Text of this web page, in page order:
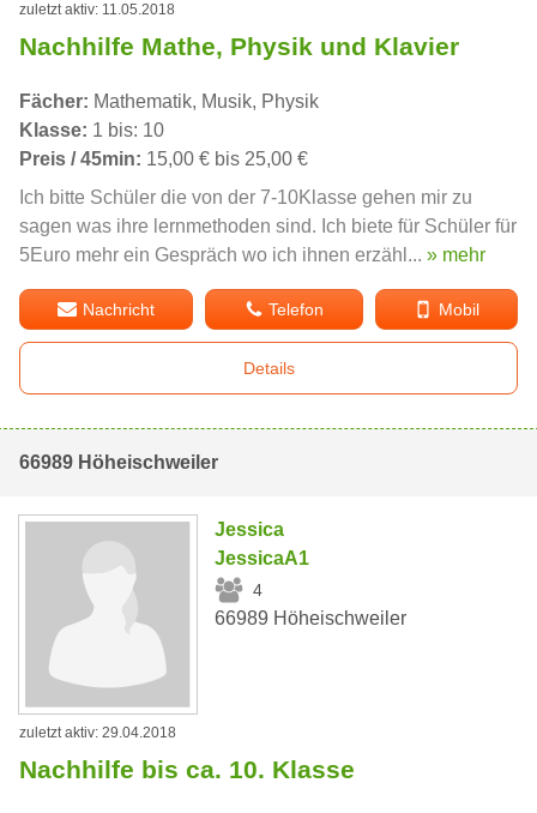
zuletzt aktiv: 11.05.2018
Nachhilfe Mathe, Physik und Klavier
Fächer: Mathematik, Musik, Physik
Klasse: 1 bis: 10
Preis / 45min: 15,00 € bis 25,00 €
Ich bitte Schüler die von der 7-10Klasse gehen mir zu
sagen was ihre lernmethoden sind. Ich biete für Schüler für
5Euro mehr ein Gespräch wo ich ihnen erzähl... » mehr
Nachricht Telefon Mobil
Details
66989 Höheischweiler
Jessica
JessicaA1
4
66989 Höheischweiler
zuletzt aktiv: 29.04.2018
Nachhilfe bis ca. 10. Klasse